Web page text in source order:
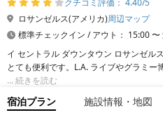
クチコミ評価： 4.40/5
ロサンゼルス(アメリカ)周辺マップ
標準チェックイン / アウト： 15:00 〜
イ セントラル ダウンタウン ロサンゼル
とても便利です。L.A. ライブやグラミー
のブティックホテルは、クリプト ドット
クシアターまで 0.4 km の場所にあります
続きを読む
宿泊プラン 施設情報・地図